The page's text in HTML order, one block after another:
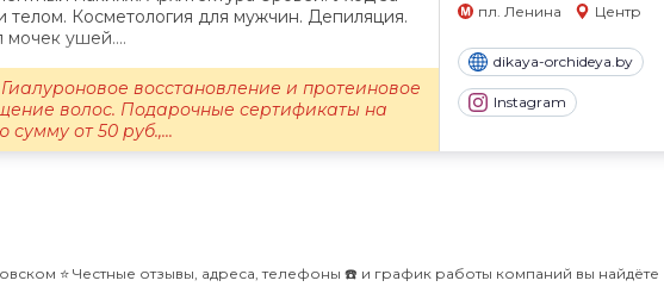
пл. Ленина Центр
dikaya-orchideya.by
Instagram
телом. Косметология для мужчин. Депиляция.
мочек ушей....
Гиалуроновое восстановление и протеиновое
волос. Подарочные сертификаты на
сумму от 50 руб.,...
⭐️ Честные отзывы, адреса, телефоны ☎️ и график работы компаний вы найдёте